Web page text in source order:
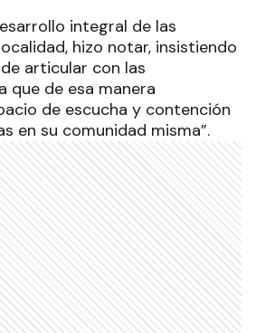
integral de las
hizo notar, insistiendo
articular con las
que de esa manera
de escucha y contención
en su comunidad misma”.